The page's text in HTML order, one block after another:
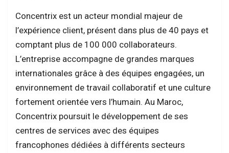
Concentrix est un acteur mondial majeur de
l’expérience client, présent dans plus de 40 pays et
comptant plus de 100 000 collaborateurs.
L’entreprise accompagne de grandes marques
internationales grâce à des équipes engagées, un
environnement de travail collaboratif et une culture
fortement orientée vers l’humain. Au Maroc,
Concentrix poursuit le développement de ses
centres de services avec des équipes
francophones dédiées à différents secteurs